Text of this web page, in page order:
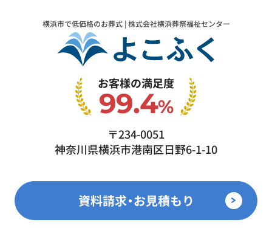
横浜市で低価格のお葬式 | 株式会社横浜葬祭福祉センター
お客様の満足度
99.4%
〒234-0051
神奈川県横浜市港南区日野6-1-10
資料請求・お見積もり